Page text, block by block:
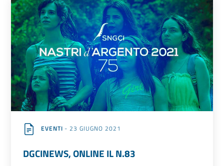
EVENTI - 23 GIUGNO 2021
DGCINEWS, ONLINE IL N.83